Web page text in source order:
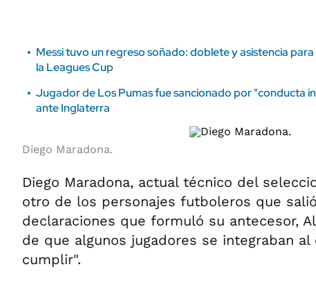
Messi tuvo un regreso soñado: doblete y asistencia
la Leagues Cup
Jugador de Los Pumas fue sancionado por "conducta
ante Inglaterra
Diego Maradona.
Diego Maradona, actual técnico del
otro de los personajes futboleros que
declaraciones que formuló su antecesor,
de que algunos jugadores se integraban al
cumplir".